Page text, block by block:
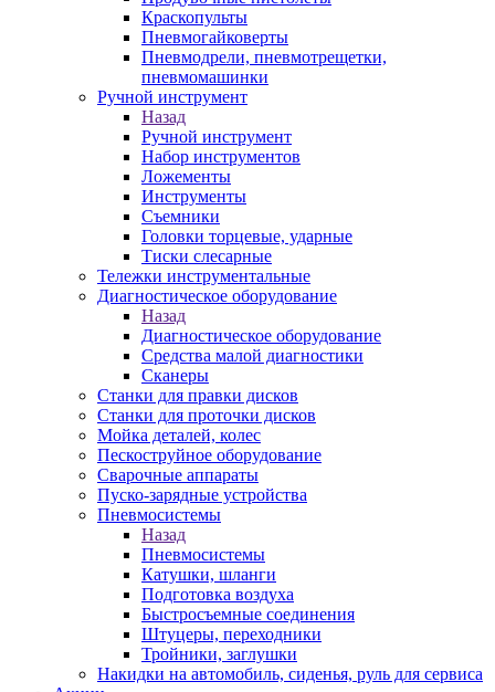
Краскопульты
Пневмогайковерты
Пневмодрели, пневмотрещетки,
пневмомашинки
Ручной инструмент
Назад
Ручной инструмент
Набор инструментов
Ложементы
Инструменты
Съемники
Головки торцевые, ударные
Тиски слесарные
Тележки инструментальные
Диагностическое оборудование
Назад
Диагностическое оборудование
Средства малой диагностики
Сканеры
Станки для правки дисков
Станки для проточки дисков
Мойка деталей, колес
Пескоструйное оборудование
Сварочные аппараты
Пуско-зарядные устройства
Пневмосистемы
Назад
Пневмосистемы
Катушки, шланги
Подготовка воздуха
Быстросъемные соединения
Штуцеры, переходники
Тройники, заглушки
Накидки на автомобиль, сиденья, руль для сервиса